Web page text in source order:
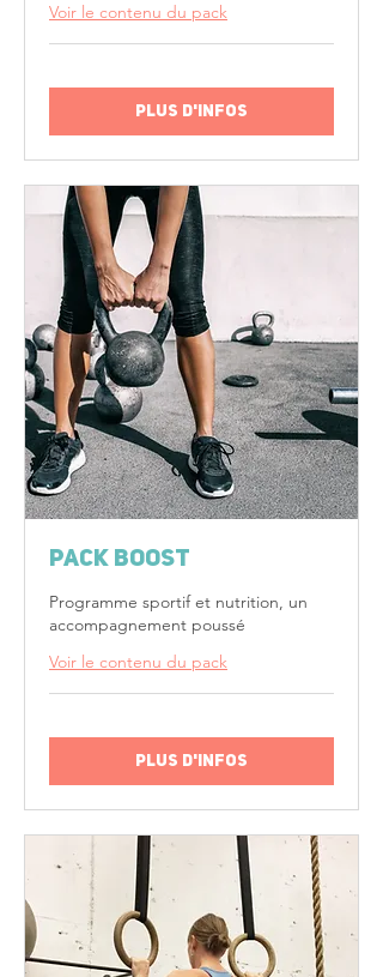
Voir le contenu du pack
Plus d'infos
Pack BOOST
Programme sportif et nutrition, un
accompagnement poussé
Voir le contenu du pack
Plus d'infos